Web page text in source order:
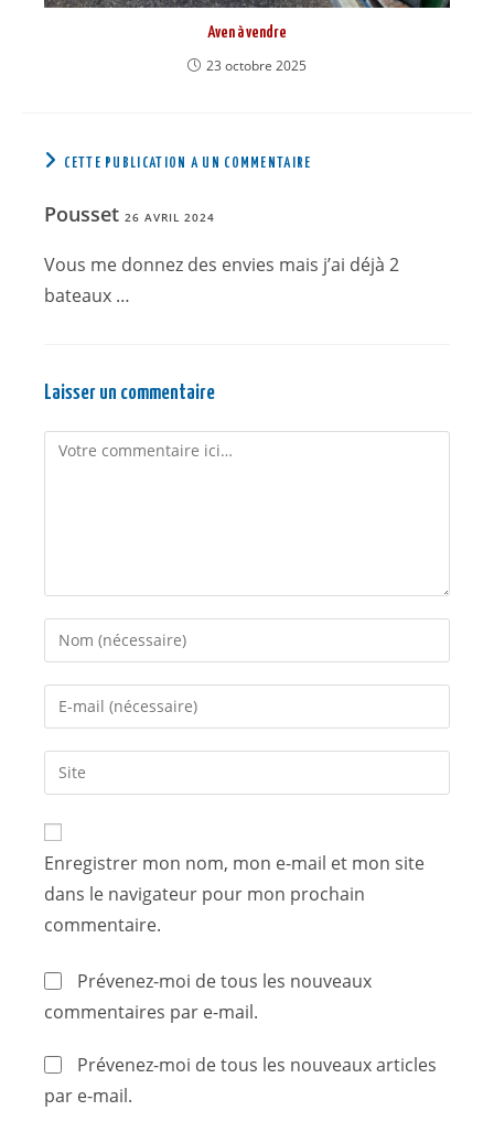
Aven à vendre
23 octobre 2025
CETTE PUBLICATION A UN COMMENTAIRE
Pousset 26 AVRIL 2024
Vous me donnez des envies mais j’ai déjà 2
bateaux …
Laisser un commentaire
Enregistrer mon nom, mon e-mail et mon site
dans le navigateur pour mon prochain
commentaire.
Prévenez-moi de tous les nouveaux
commentaires par e-mail.
Prévenez-moi de tous les nouveaux articles
par e-mail.